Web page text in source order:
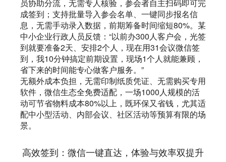
员协助分流，无需专人核验，参会者自主扫码即可完
成签到；支持批量导入参会名单、一键同步报名信
息，无需手动录入数据，前期筹备时间缩短80%。某
中小企业行政人员反馈：“以前办300人客户会，光签
到就要准备2天、安排2个人，现在用31会议微信签
到，我10分钟搞定前期设置，现场1个人就能兼顾，
省下来的时间能专心做客户服务。”
无额外成本负担，无需印制纸质凭证、无需购买专用
软件，微信生态全免费适配，一场1000人规模的活
动可节省物料成本80%以上，既环保又省钱，尤其适
配中小型活动、内部会议、社区活动等预算有限的场
景。
高效签到：微信一键直达，体验与效率双提升